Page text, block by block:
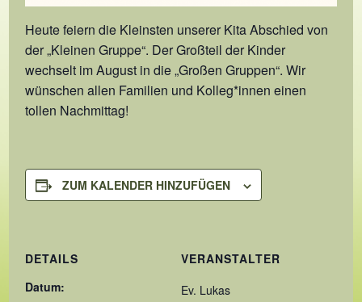
Heute feiern die Kleinsten unserer Kita Abschied von
der „Kleinen Gruppe“. Der Großteil der Kinder
wechselt im August in die „Großen Gruppen“. Wir
wünschen allen Familien und Kolleg*innen einen
tollen Nachmittag!
ZUM KALENDER HINZUFÜGEN
DETAILS
Datum:
VERANSTALTER
Ev. Lukas